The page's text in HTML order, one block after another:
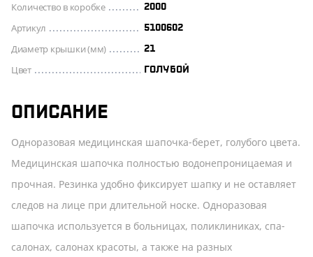
Количество в коробке 2000
Артикул 5100602
Диаметр крышки (мм) 21
Цвет ГОЛУБОЙ
ОПИСАНИЕ
Одноразовая медицинская шапочка-берет, голубого цвета.
Медицинская шапочка полностью водонепроницаемая и
прочная. Резинка удобно фиксирует шапку и не оставляет
следов на лице при длительной носке. Одноразовая
шапочка используется в больницах, поликлиниках, спа-
салонах, салонах красоты, а также на разных